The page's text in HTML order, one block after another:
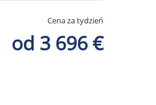
Cena za tydzień
od 3 696 €